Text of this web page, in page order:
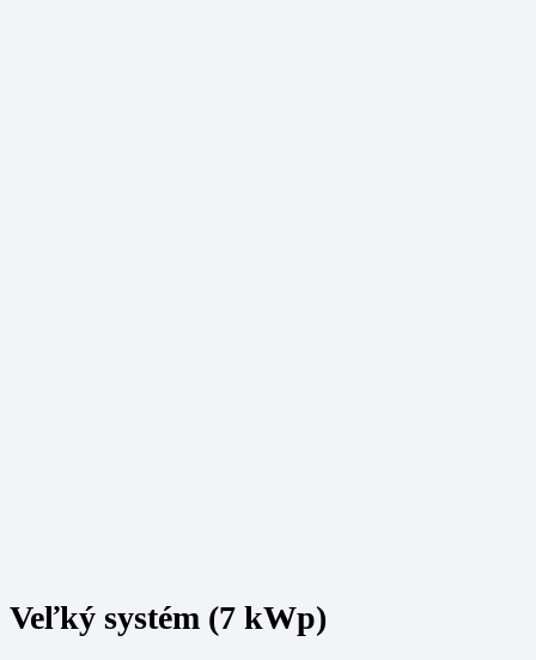
Veľký systém (7 kWp)